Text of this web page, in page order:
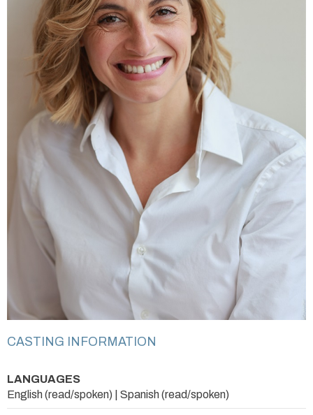
CASTING INFORMATION
LANGUAGES
English (read/spoken) | Spanish (read/spoken)